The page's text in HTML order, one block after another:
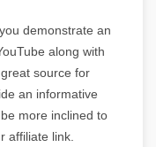
demonstrate an
along with
source for
an informative
more inclined to
affiliate link.